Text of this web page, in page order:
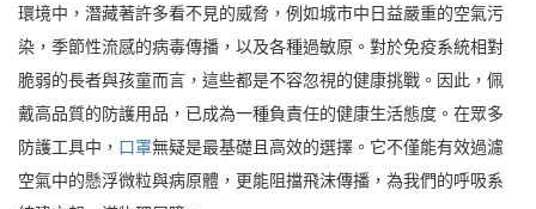
環境中，潛藏著許多看不見的威脅，例如城市中日益嚴重的空氣污
染，季節性流感的病毒傳播，以及各種過敏原。對於免疫系統相對
脆弱的長者與孩童而言，這些都是不容忽視的健康挑戰。因此，佩
戴高品質的防護用品，已成為一種負責任的健康生活態度。在眾多
防護工具中， 口罩無疑是最基礎且高效的選擇。它不僅能有效過濾
空氣中的懸浮微粒與病原體，更能阻擋飛沫傳播，為我們的呼吸系